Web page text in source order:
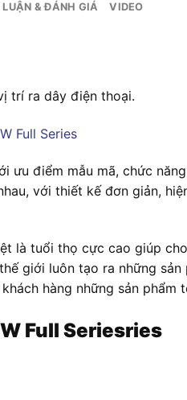
LUẬN & ĐÁNH GIÁ VIDEO
trí ra dây điện thoại.
ưu điểm mẫu mã, chức
với thiết kế đơn giản,
là tuổi thọ cực cao giúp
giới luôn tạo ra những
hàng những sản
Full Seriesries